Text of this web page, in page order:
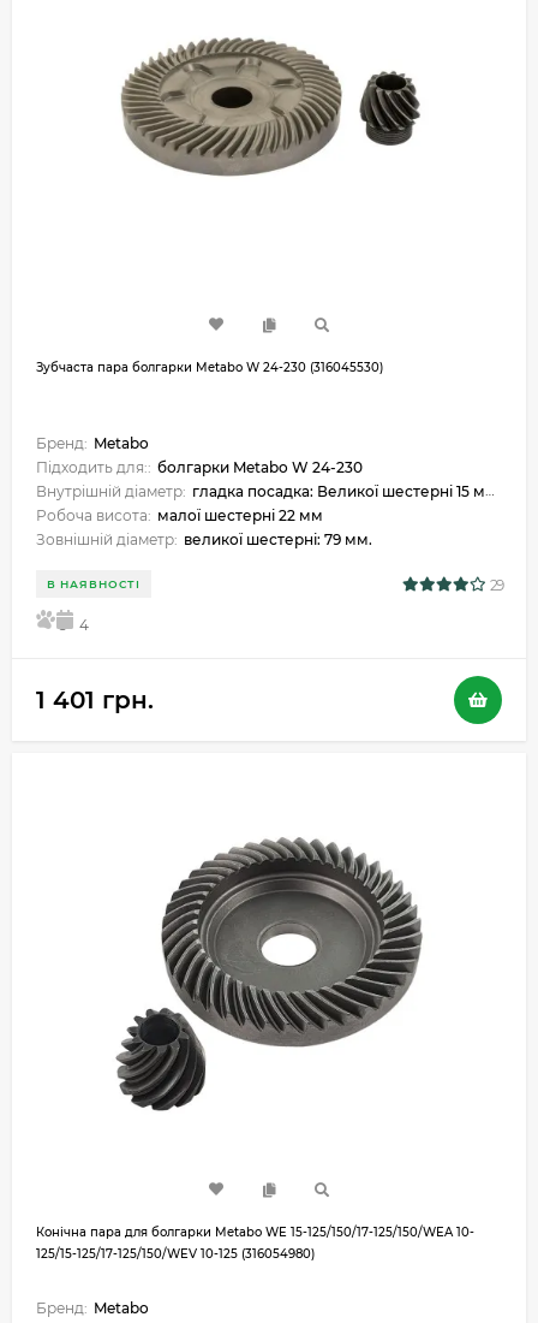
Зубчаста пара болгарки Metabo W 24-230 (316045530)
Бренд: Metabo
Підходить для:: болгарки Metabo W 24-230
Внутрішній діаметр: гладка посадка: Великої шестерні 15 мм, малої шестерні 11 мм.
Робоча висота: малої шестерні 22 мм
Зовнішній діаметр: великої шестерні: 79 мм.
В НАЯВНОСТІ 29
5 4
1 401 грн.
Конічна пара для болгарки Metabo WE 15-125/150/17-125/150/WEA 10-
125/15-125/17-125/150/WEV 10-125 (316054980)
Бренд: Metabo